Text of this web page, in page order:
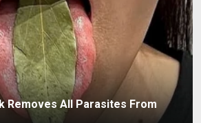
Removes All Parasites From